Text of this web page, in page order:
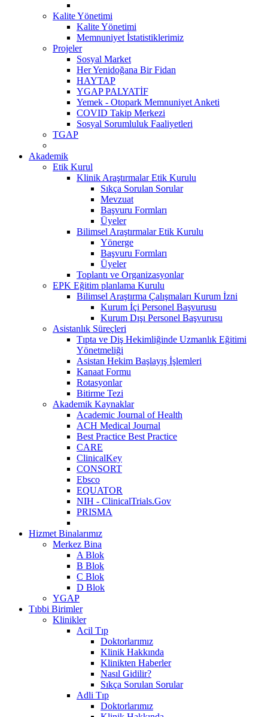
Kalite Yönetimi
Kalite Yönetimi
Memnuniyet İstatistiklerimiz
Projeler
Sosyal Market
Her Yenidoğana Bir Fidan
HAYTAP
YGAP PALYATİF
Yemek - Otopark Memnuniyet Anketi
COVID Takip Merkezi
Sosyal Sorumluluk Faaliyetleri
TGAP
Akademik
Etik Kurul
Klinik Araştırmalar Etik Kurulu
Sıkça Sorulan Sorular
Mevzuat
Başvuru Formları
Üyeler
Bilimsel Araştırmalar Etik Kurulu
Yönerge
Başvuru Formları
Üyeler
Toplantı ve Organizasyonlar
EPK Eğitim planlama Kurulu
Bilimsel Araştırma Çalışmaları Kurum İzni
Kurum İçi Personel Başvurusu
Kurum Dışı Personel Başvurusu
Asistanlık Süreçleri
Tıpta ve Diş Hekimliğinde Uzmanlık Eğitimi
Yönetmeliği
Asistan Hekim Başlayış İşlemleri
Kanaat Formu
Rotasyonlar
Bitirme Tezi
Akademik Kaynaklar
Academic Journal of Health
ACH Medical Journal
Best Practice Best Practice
CARE
ClinicalKey
CONSORT
Ebsco
EQUATOR
NIH - ClinicalTrials.Gov
PRISMA
Hizmet Binalarımız
Merkez Bina
A Blok
B Blok
C Blok
D Blok
YGAP
Tıbbi Birimler
Klinikler
Acil Tıp
Doktorlarımız
Klinik Hakkında
Klinikten Haberler
Nasıl Gidilir?
Sıkça Sorulan Sorular
Adli Tıp
Doktorlarımız